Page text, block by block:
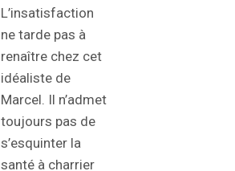
L’insatisfaction
ne tarde pas à
renaître chez cet
idéaliste de
Marcel. Il n’admet
toujours pas de
s’esquinter la
santé à charrier